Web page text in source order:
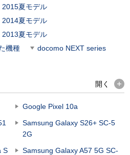
2015夏モデル
2014夏モデル
2013夏モデル
機種
docomo NEXT series
開く
Google Pixel 10a
Samsung Galaxy S26+ SC-5
2G
S
Samsung Galaxy A57 5G SC-